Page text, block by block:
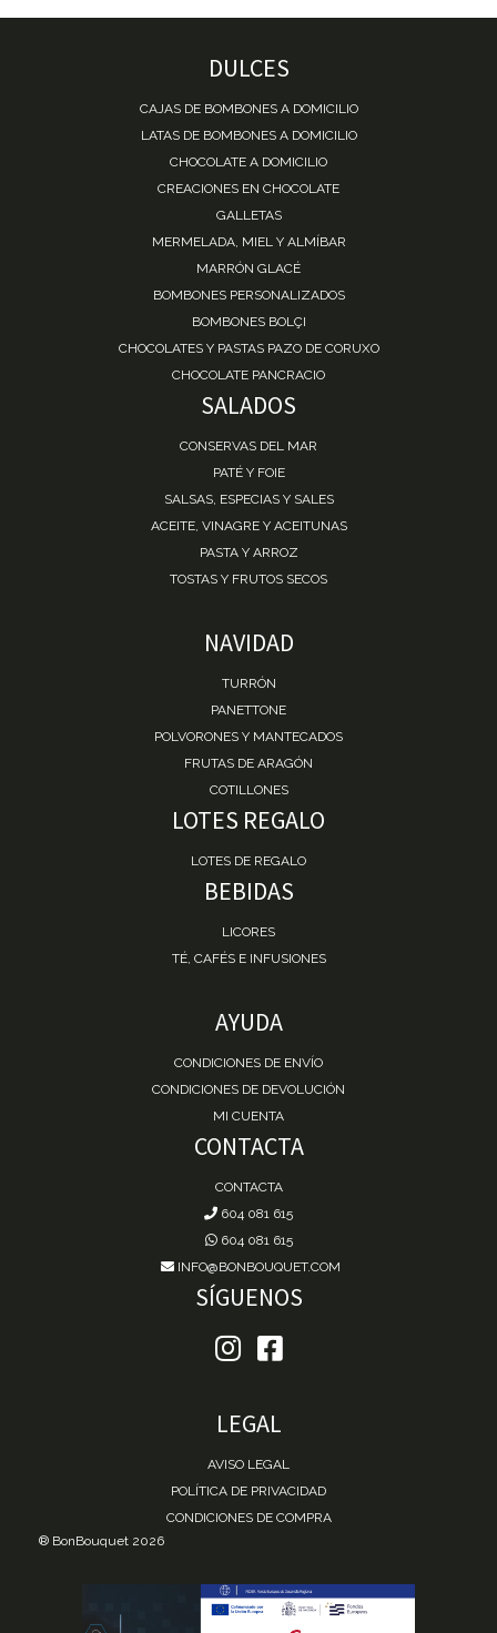
DULCES
CAJAS DE BOMBONES A DOMICILIO
LATAS DE BOMBONES A DOMICILIO
CHOCOLATE A DOMICILIO
CREACIONES EN CHOCOLATE
GALLETAS
MERMELADA, MIEL Y ALMÍBAR
MARRÓN GLACÉ
BOMBONES PERSONALIZADOS
BOMBONES BOLÇI
CHOCOLATES Y PASTAS PAZO DE CORUXO
CHOCOLATE PANCRACIO
SALADOS
CONSERVAS DEL MAR
PATÉ Y FOIE
SALSAS, ESPECIAS Y SALES
ACEITE, VINAGRE Y ACEITUNAS
PASTA Y ARROZ
TOSTAS Y FRUTOS SECOS
NAVIDAD
TURRÓN
PANETTONE
POLVORONES Y MANTECADOS
FRUTAS DE ARAGÓN
COTILLONES
LOTES REGALO
LOTES DE REGALO
BEBIDAS
LICORES
TÉ, CAFÉS E INFUSIONES
AYUDA
CONDICIONES DE ENVÍO
CONDICIONES DE DEVOLUCIÓN
MI CUENTA
CONTACTA
CONTACTA
604 081 615
604 081 615
INFO@BONBOUQUET.COM
SÍGUENOS
LEGAL
AVISO LEGAL
POLÍTICA DE PRIVACIDAD
CONDICIONES DE COMPRA
® BonBouquet 2026